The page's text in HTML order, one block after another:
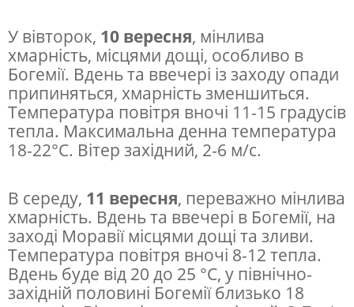
я
т
а
д
о
і
:
п
р
о
У вівторок, 10 вересня, мінлива
хмарність, місцями дощі, особливо в
Богемії. Вдень та ввечері із заходу опади
припиняться, хмарність зменшиться.
Температура повітря вночі 11-15 градусів
тепла. Максимальна денна температура
18-22°C. Вітер західний, 2-6 м/с.
В середу, 11 вересня, переважно мінлива
хмарність. Вдень та ввечері в Богемії, на
заході Моравії місцями дощі та зливи.
Температура повітря вночі 8-12 тепла.
Вдень буде від 20 до 25 °C, у північно-
західній половині Богемії близько 18